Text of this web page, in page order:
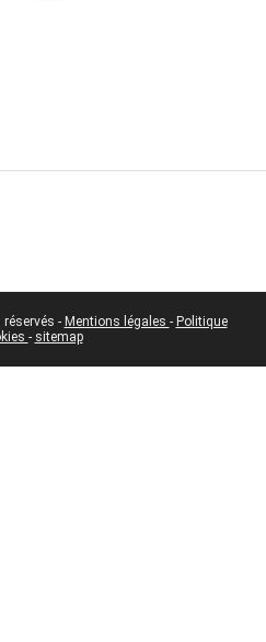
- Mentions légales - Politique
- sitemap